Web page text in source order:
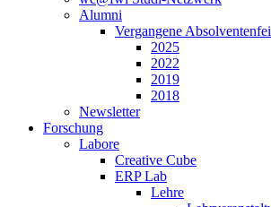
Alumni
Vergangene
2025
2022
2019
2018
Newsletter
Forschung
Labore
Creative Cube
ERP Lab
Lehre